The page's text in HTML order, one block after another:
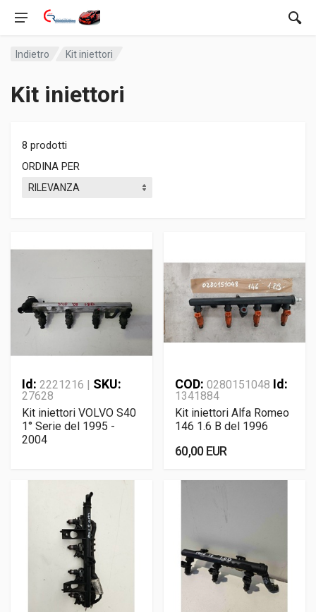
Indietro Kit iniettori
Kit iniettori
8 prodotti
ORDINA PER
Id: 2221216 | SKU:
27628
Kit iniettori VOLVO S40
1° Serie del 1995 -
2004
COD: 0280151048 Id:
1341884
Kit iniettori Alfa Romeo
146 1.6 B del 1996
60,00 EUR